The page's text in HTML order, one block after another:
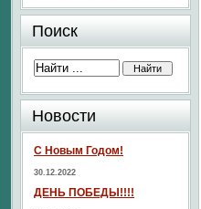
Поиск
Новости
С Новым Годом!
30.12.2022
ДЕНЬ ПОБЕДЫ!!!!